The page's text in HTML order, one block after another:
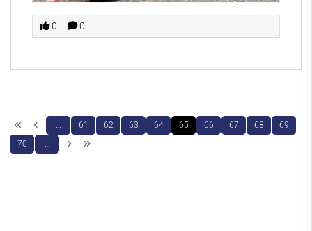
0 0
… 61 62 63 64 65 66 67 68
69
70
…